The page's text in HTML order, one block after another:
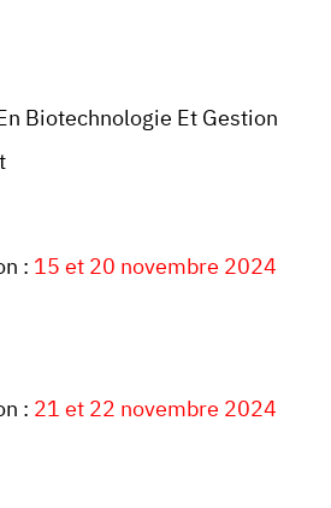
Biotechnologie Et Gestion
: 15 et 20 novembre 2024
: 21 et 22 novembre 2024